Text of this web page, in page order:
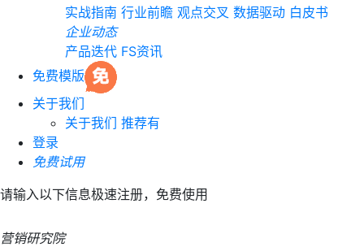
实战指南 行业前瞻 观点交叉 数据驱动 白皮书
企业动态
产品迭代 FS资讯
免费模版
关于我们
关于我们 推荐有
登录
免费试用
请输入以下信息极速注册，免费使用
营销研究院